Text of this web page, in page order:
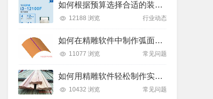
如何根据预算选择合适的装机方案？了解2025年主流价位段的性能差异
12188 浏览 行业动态
如何在精雕软件中制作弧面雕刻路径？
11077 浏览 常见问题
如何用精雕软件轻松制作实木装饰线条踢脚线？
10432 浏览 常见问题